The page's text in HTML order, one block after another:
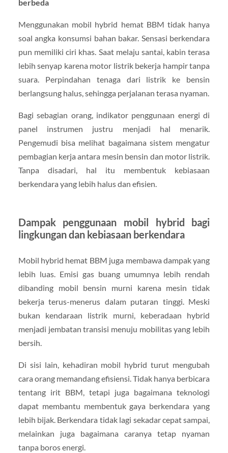
berbeda
Menggunakan mobil hybrid hemat BBM tidak hanya
soal angka konsumsi bahan bakar. Sensasi berkendara
pun memiliki ciri khas. Saat melaju santai, kabin terasa
lebih senyap karena motor listrik bekerja hampir tanpa
suara. Perpindahan tenaga dari listrik ke bensin
berlangsung halus, sehingga perjalanan terasa nyaman.
Bagi sebagian orang, indikator penggunaan energi di
panel instrumen justru menjadi hal menarik.
Pengemudi bisa melihat bagaimana sistem mengatur
pembagian kerja antara mesin bensin dan motor listrik.
Tanpa disadari, hal itu membentuk kebiasaan
berkendara yang lebih halus dan efisien.
Dampak penggunaan mobil hybrid bagi
lingkungan dan kebiasaan berkendara
Mobil hybrid hemat BBM juga membawa dampak yang
lebih luas. Emisi gas buang umumnya lebih rendah
dibanding mobil bensin murni karena mesin tidak
bekerja terus-menerus dalam putaran tinggi. Meski
bukan kendaraan listrik murni, keberadaan hybrid
menjadi jembatan transisi menuju mobilitas yang lebih
bersih.
Di sisi lain, kehadiran mobil hybrid turut mengubah
cara orang memandang efisiensi. Tidak hanya berbicara
tentang irit BBM, tetapi juga bagaimana teknologi
dapat membantu membentuk gaya berkendara yang
lebih bijak. Berkendara tidak lagi sekadar cepat sampai,
melainkan juga bagaimana caranya tetap nyaman
tanpa boros energi.